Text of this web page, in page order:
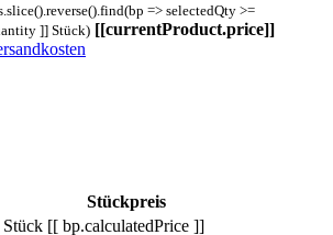
=> selectedQty >=
]] Stück) [[currentProduct.price]]
Stückpreis
[[ bp.calculatedPrice ]]